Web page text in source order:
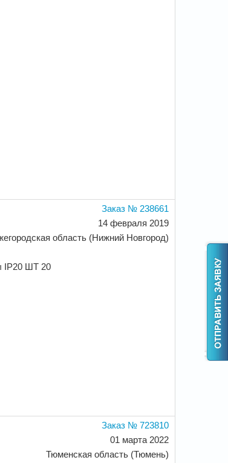
Заказ № 238661
14 февраля 2019
область (Нижний Новгород)
IP20 ШТ 20
Заказ № 723810
01 марта 2022
Тюменская область (Тюмень)